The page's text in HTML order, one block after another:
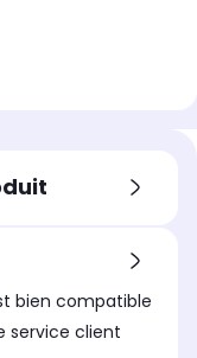
bien compatible
service client